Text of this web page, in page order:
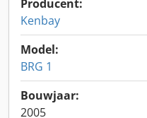
Producent:
Kenbay
Model:
BRG 1
Bouwjaar:
2005